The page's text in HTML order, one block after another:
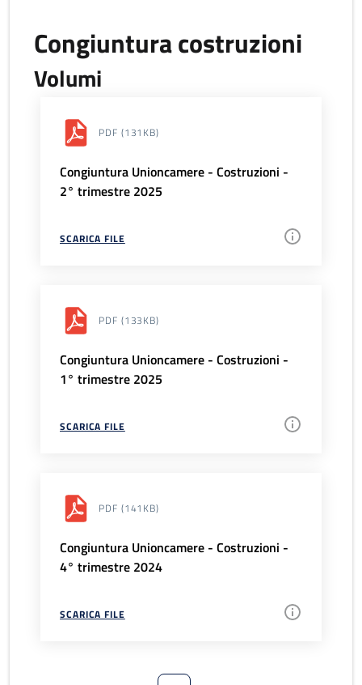
Congiuntura costruzioni
Volumi
PDF (131KB)
Congiuntura Unioncamere - Costruzioni -
2° trimestre 2025
SCARICA FILE
PDF (133KB)
Congiuntura Unioncamere - Costruzioni -
1° trimestre 2025
SCARICA FILE
PDF (141KB)
Congiuntura Unioncamere - Costruzioni -
4° trimestre 2024
SCARICA FILE